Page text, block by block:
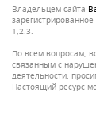
Владельцем сайта
1,2.3.
По всем вопросам,
связанным с
деятельности,
Настоящий ресурс